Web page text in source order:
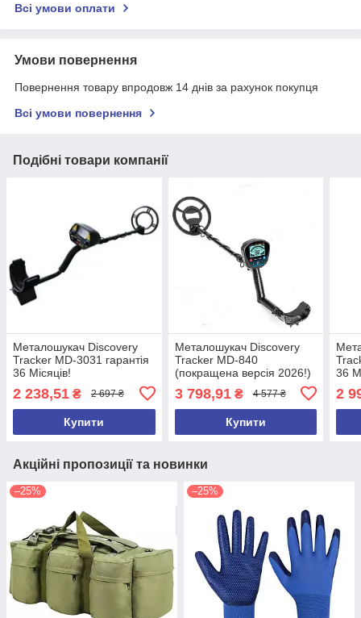
Всі умови оплати
Умови повернення
Повернення товару впродовж 14 днів за рахунок покупця
Всі умови повернення
Подібні товари компанії
Металошукач Discovery
Tracker MD-3031 гарантія
36 Місяців!
2 238,51 ₴ 2 697 ₴
Купити
Металошукач Discovery
Tracker MD-840
(покращена версія 2026!)
3 798,91₴ 4 577 ₴
Купити
36
2
Акційні пропозиції та новинки
–25% –25%